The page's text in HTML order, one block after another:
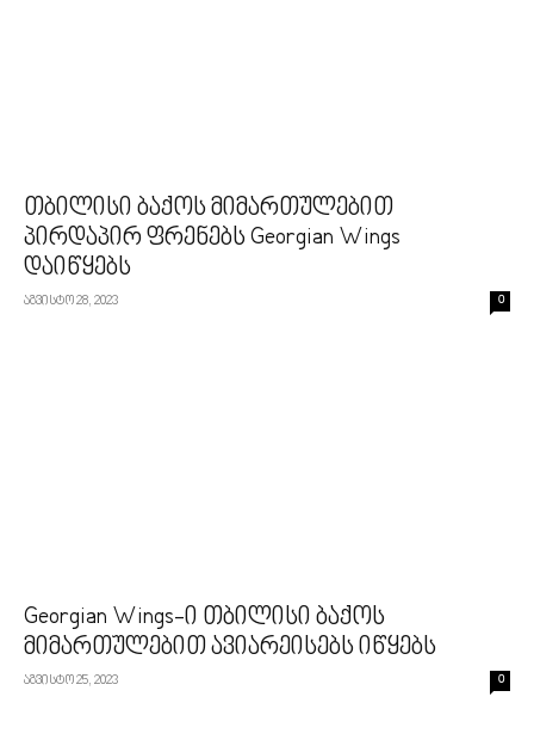
თბილისი ბაქოს მიმართულებით
პირდაპირ ფრენებს Georgian Wings
დაიწყებს
აგვისტო 28, 2023 0
Georgian Wings-ი თბილისი ბაქოს
მიმართულებით ავიარეისებს იწყებს
აგვისტო 25, 2023 0